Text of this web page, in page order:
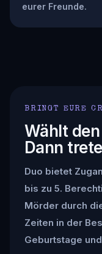
eurer Freunde.
BRINGT EURE
Wählt
Dann
Duo bietet
bis zu 5.
Mörder durch
Zeiten in der
Geburtstage